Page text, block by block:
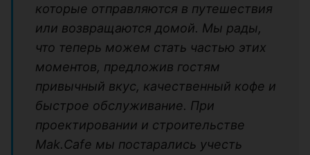
которые отправляются в путешествия
или возвращаются домой. Мы рады,
что теперь можем стать частью этих
моментов, предложив гостям
привычный вкус, качественный кофе и
быстрое обслуживание. При
проектировании и строительстве
Mak.Cafe мы постарались учесть